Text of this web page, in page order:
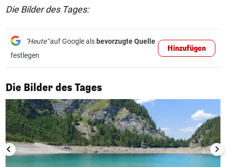
Die Bilder des Tages:
"Heute"auf Google als bevorzugte Quelle
festlegen
Hinzufügen
Die Bilder des Tages
1/50